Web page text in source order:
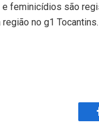
feminicídios são
no g1 Tocantins.